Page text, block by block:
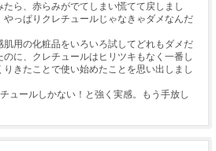
たら、赤らみがでてしまい慌てて戻しまし
やっぱりクレチュールじゃなきゃダメなんだ
肌用の化粧品をいろいろ試してどれもダメだ
のに、クレチュールはヒリツキもなく一番し
りきたことで使い始めたことを思い出しまし
ュールしかない！と強く実感。もう手放し